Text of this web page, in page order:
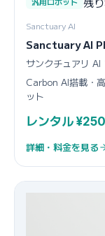
Sanctuary AI
Sanctuary AI
サンクチュアリ AI
Carbon AI搭載・
ット
レンタル
詳細・料金を見る